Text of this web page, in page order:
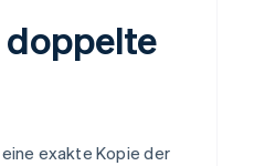
doppelte
exakte Kopie der